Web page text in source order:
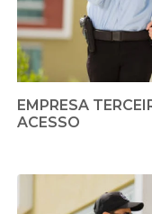
EMPRESA
ACESSO